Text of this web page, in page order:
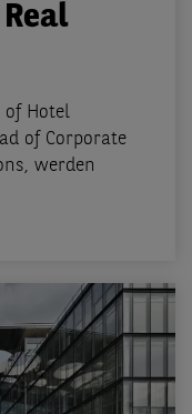
of Hotel
of Corporate
werden